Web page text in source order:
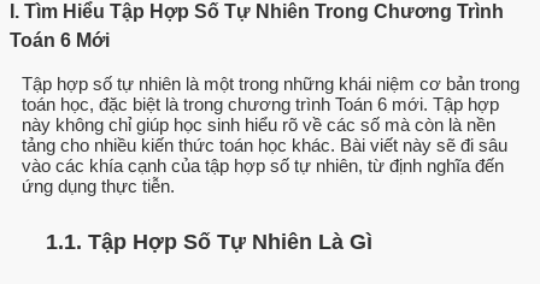
I. Tìm Hiểu Tập Hợp Số Tự Nhiên Trong Chương Trình
Toán 6 Mới
Tập hợp số tự nhiên là một trong những khái niệm cơ bản trong
toán học, đặc biệt là trong chương trình Toán 6 mới. Tập hợp
này không chỉ giúp học sinh hiểu rõ về các số mà còn là nền
tảng cho nhiều kiến thức toán học khác. Bài viết này sẽ đi sâu
vào các khía cạnh của tập hợp số tự nhiên, từ định nghĩa đến
ứng dụng thực tiễn.
1.1. Tập Hợp Số Tự Nhiên Là Gì